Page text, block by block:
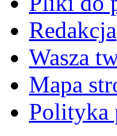
Redakcja
Wasza
Mapa
Polityka